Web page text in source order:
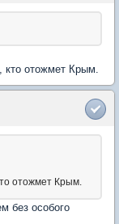
отожмет Крым.
отожмет Крым.
без особого